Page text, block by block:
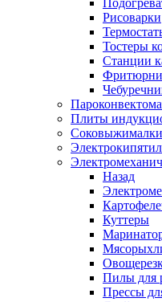
Рисоварки
Тостеры
Станции
Плиты
Соковыжималки
Назад
Куттеры
Пилы для
Прессы